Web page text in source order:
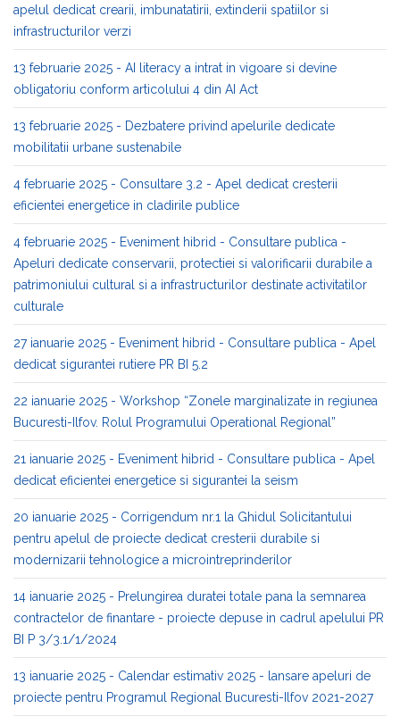
apelul dedicat crearii, imbunatatirii, extinderii spatiilor si
infrastructurilor verzi
13 februarie 2025 - AI literacy a intrat in vigoare si devine
obligatoriu conform articolului 4 din AI Act
13 februarie 2025 - Dezbatere privind apelurile dedicate
mobilitatii urbane sustenabile
4 februarie 2025 - Consultare 3.2 - Apel dedicat cresterii
eficientei energetice in cladirile publice
4 februarie 2025 - Eveniment hibrid - Consultare publica -
Apeluri dedicate conservarii, protectiei si valorificarii durabile a
patrimoniului cultural si a infrastructurilor destinate activitatilor
culturale
27 ianuarie 2025 - Eveniment hibrid - Consultare publica - Apel
dedicat sigurantei rutiere PR BI 5.2
22 ianuarie 2025 - Workshop “Zonele marginalizate in regiunea
Bucuresti-Ilfov. Rolul Programului Operational Regional”
21 ianuarie 2025 - Eveniment hibrid - Consultare publica - Apel
dedicat eficientei energetice si sigurantei la seism
20 ianuarie 2025 - Corrigendum nr.1 la Ghidul Solicitantului
pentru apelul de proiecte dedicat cresterii durabile si
modernizarii tehnologice a microintreprinderilor
14 ianuarie 2025 - Prelungirea duratei totale pana la semnarea
contractelor de finantare - proiecte depuse in cadrul apelului PR
BI P 3/3.1/1/2024
13 ianuarie 2025 - Calendar estimativ 2025 - lansare apeluri de
proiecte pentru Programul Regional Bucuresti-Ilfov 2021-2027